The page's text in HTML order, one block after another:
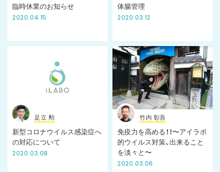
臨時休業のお知らせ
2020.04.15
体腸管理
2020.03.12
足立 勲
新型コロナウイルス感染症へ
の対応について
2020.03.08
竹内 彰吾
免疫力を高める！！〜アイラボ
的ウイルス対策、出来ること
を淡々と〜
2020.03.06